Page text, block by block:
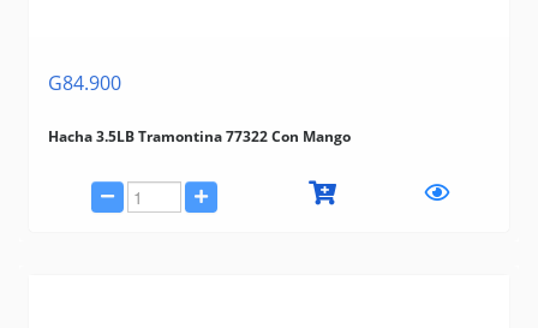
G84.900
Hacha 3.5LB Tramontina 77322 Con Mango